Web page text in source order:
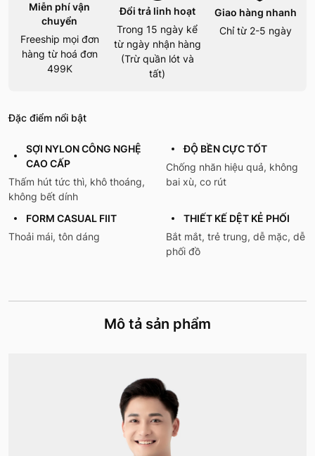
Miễn phí vận
chuyển
Freeship mọi đơn
hàng từ hoá đơn
499K
Đổi trả linh hoạt
Trong 15 ngày kể
từ ngày nhận hàng
(Trừ quần lót và
tất)
Giao hàng nhanh
Chỉ từ 2-5 ngày
Đặc điểm nổi bật
SỢI NYLON CÔNG NGHỆ
CAO CẤP
Thấm hút tức thì, khô thoáng,
không bết dính
ĐỘ BỀN CỰC TỐT
Chống nhăn hiệu quả, không
bai xù, co rút
FORM CASUAL FIIT
Thoải mái, tôn dáng
THIẾT KẾ DỆT KẺ PHỐI
Bắt mắt, trẻ trung, dễ mặc, dễ
phối đồ
Mô tả sản phẩm